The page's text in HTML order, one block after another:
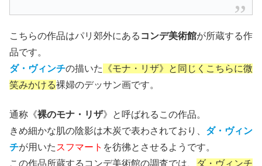
こちらの作品はパリ郊外にある コンデ美術館が所蔵する作
品です。
ダ・ヴィンチの描いた
《モナ・リザ》と同じくこちらに微
笑みかける裸婦のデッサン画です。
通称《裸のモナ・リザ》と呼ばれるこの作品。
きめ細かな肌の陰影は木炭で表わされており、 ダ・ヴィン
チが用いた スフマート を彷彿とさせるようです。
この作品所蔵するコンデ美術館の調査では、
ダ・ヴィンチ